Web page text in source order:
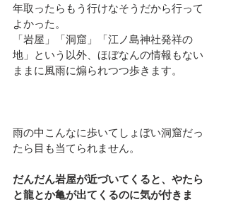
年取ったらもう行けなそうだから行って
よかった。
「岩屋」「洞窟」「江ノ島神社発祥の
地」という以外、ほぼなんの情報もない
ままに風雨に煽られつつ歩きます。
雨の中こんなに歩いてしょぼい洞窟だっ
たら目も当てられません。
だんだん岩屋が近づいてくると、やたら
と龍とか亀が出てくるのに気が付きま